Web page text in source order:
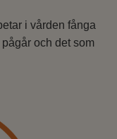
i vården fånga
och det som